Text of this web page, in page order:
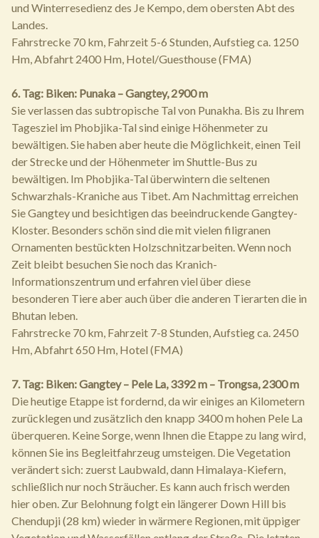
und Winterresedienz des Je Kempo, dem obersten Abt des
Landes.
Fahrstrecke 70 km, Fahrzeit 5-6 Stunden, Aufstieg ca. 1250
Hm, Abfahrt 2400 Hm, Hotel/Guesthouse (FMA)
6. Tag: Biken: Punaka – Gangtey, 2900 m
Sie verlassen das subtropische Tal von Punakha. Bis zu Ihrem
Tagesziel im Phobjika-Tal sind einige Höhenmeter zu
bewältigen. Sie haben aber heute die Möglichkeit, einen Teil
der Strecke und der Höhenmeter im Shuttle-Bus zu
bewältigen. Im Phobjika-Tal überwintern die seltenen
Schwarzhals-Kraniche aus Tibet. Am Nachmittag erreichen
Sie Gangtey und besichtigen das beeindruckende Gangtey-
Kloster. Besonders schön sind die mit vielen filigranen
Ornamenten bestückten Holzschnitzarbeiten. Wenn noch
Zeit bleibt besuchen Sie noch das Kranich-
Informationszentrum und erfahren viel über diese
besonderen Tiere aber auch über die anderen Tierarten die in
Bhutan leben.
Fahrstrecke 70 km, Fahrzeit 7-8 Stunden, Aufstieg ca. 2450
Hm, Abfahrt 650 Hm, Hotel (FMA)
7. Tag: Biken: Gangtey – Pele La, 3392 m – Trongsa, 2300 m
Die heutige Etappe ist fordernd, da wir einiges an Kilometern
zurücklegen und zusätzlich den knapp 3400 m hohen Pele La
überqueren. Keine Sorge, wenn Ihnen die Etappe zu lang wird,
können Sie ins Begleitfahrzeug umsteigen. Die Vegetation
verändert sich: zuerst Laubwald, dann Himalaya-Kiefern,
schließlich nur noch Sträucher. Es kann auch frisch werden
hier oben. Zur Belohnung folgt ein längerer Down Hill bis
Chendupji (28 km) wieder in wärmere Regionen, mit üppiger